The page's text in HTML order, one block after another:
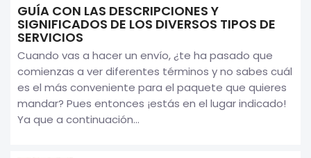
GUÍA CON LAS DESCRIPCIONES Y
SIGNIFICADOS DE LOS DIVERSOS TIPOS DE
SERVICIOS
Cuando vas a hacer un envío, ¿te ha pasado que
comienzas a ver diferentes términos y no sabes cuál
es el más conveniente para el paquete que quieres
mandar? Pues entonces ¡estás en el lugar indicado!
Ya que a continuación...